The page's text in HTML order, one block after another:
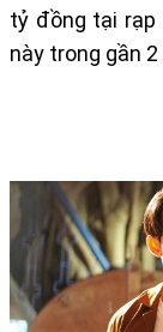
tỷ đồng tại rạp
này trong gần